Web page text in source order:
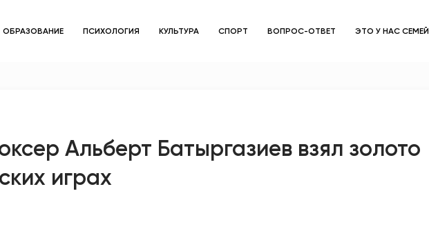
ОБРАЗОВАНИЕ ПСИХОЛОГИЯ КУЛЬТУРА СПОРТ ВОПРОС-ОТВЕТ ЭТО У НАС
Альберт Батыргазиев взял золото
играх